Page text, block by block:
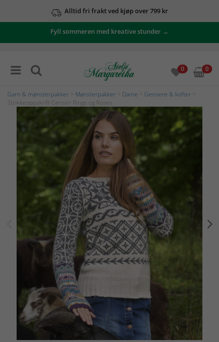
Alltid fri frakt ved kjøp over 799 kr
Fyll sommeren med kreative stunder →
0 0
Garn & mønsterpakker Mønsterpakker Dame Gensere & kofter
Strikkeoppskrift Genser Rings og Roses